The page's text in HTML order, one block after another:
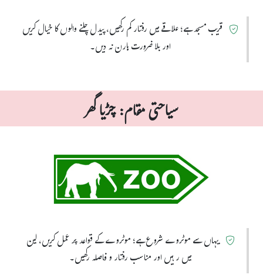
قریب مسجد ہے؛ علاقے میں رفتار کم رکھیں، پیدل چلنے والوں کا خیال کریں
اور بلا ضرورت ہارن نہ دیں۔
سیاحتی مقام: چڑیا گھر
یہاں سے موٹروے شروع ہے؛ موٹروے کے قواعد پر عمل کریں، لین
میں رہیں اور مناسب رفتار و فاصلہ رکھیں۔